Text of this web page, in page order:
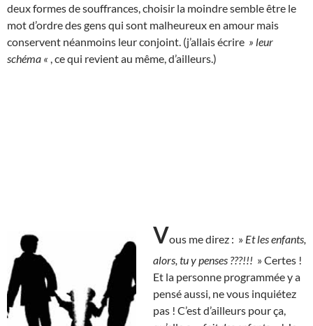
deux formes de souffrances, choisir la moindre semble être le
mot d’ordre des gens qui sont malheureux en amour mais
conservent néanmoins leur conjoint. (j’allais écrire » leur
schéma « , ce qui revient au même, d’ailleurs.)
Vous me direz : » Et les enfants,
alors, tu y penses ???!!! » Certes !
Et la personne programmée y a
pensé aussi, ne vous inquiétez
pas ! C’est d’ailleurs pour ça,